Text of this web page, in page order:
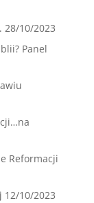
28/10/2023
Panel
Reformacji
12/10/2023